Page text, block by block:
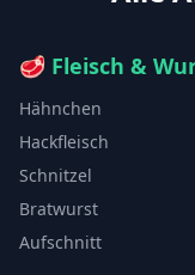
🥩 Fleisch &
Hähnchen
Hackfleisch
Schnitzel
Bratwurst
Aufschnitt